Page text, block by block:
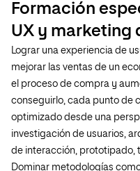
Formación
UX y marketing
Lograr una experiencia de
mejorar las ventas de un
el proceso de compra y
conseguirlo, cada punto de
optimizado desde una
investigación de usuarios,
de interacción, prototipado,
Dominar metodologías